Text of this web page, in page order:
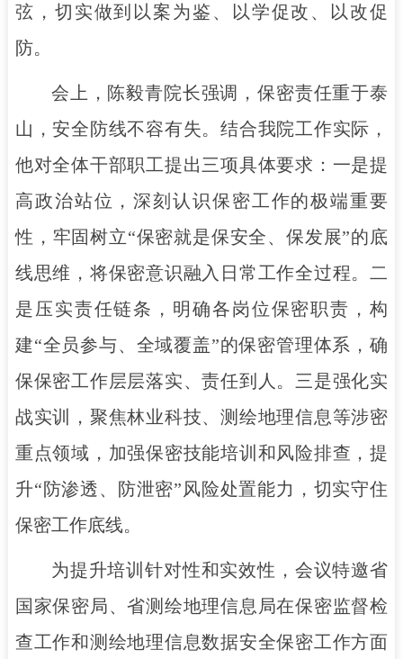
弦，切实做到以案为鉴、以学促改、以改促
防。
会上，陈毅青院长强调，保密责任重于泰
山，安全防线不容有失。结合我院工作实际，
他对全体干部职工提出三项具体要求：一是提
高政治站位，深刻认识保密工作的极端重要
性，牢固树立“保密就是保安全、保发展”的底
线思维，将保密意识融入日常工作全过程。二
是压实责任链条，明确各岗位保密职责，构
建“全员参与、全域覆盖”的保密管理体系，确
保保密工作层层落实、责任到人。三是强化实
战实训，聚焦林业科技、测绘地理信息等涉密
重点领域，加强保密技能培训和风险排查，提
升“防渗透、防泄密”风险处置能力，切实守住
保密工作底线。
为提升培训针对性和实效性，会议特邀省
国家保密局、省测绘地理信息局在保密监督检
查工作和测绘地理信息数据安全保密工作方面